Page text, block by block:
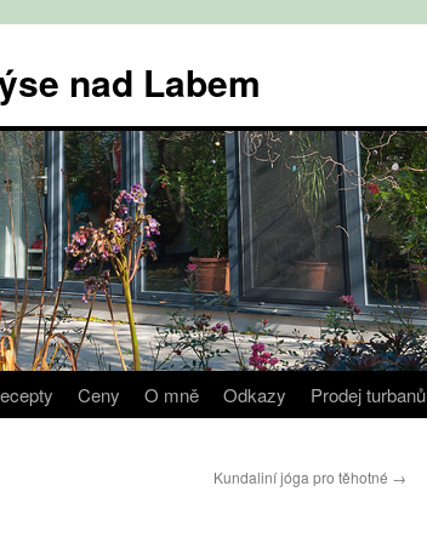
nad Labem
Ceny O mně Odkazy Prodej turbanů
Kundaliní jóga pro těhotné →